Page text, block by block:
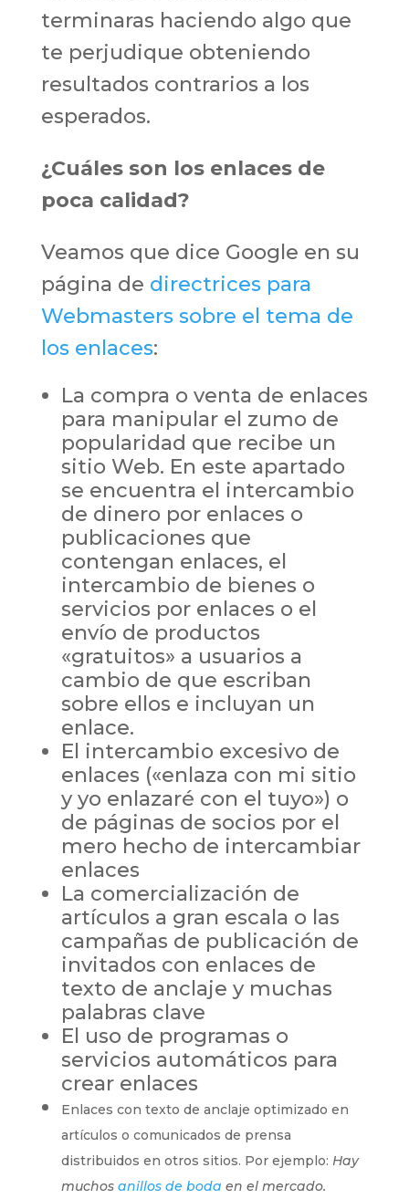
terminaras haciendo algo que
te perjudique obteniendo
resultados contrarios a los
esperados.
¿Cuáles son los enlaces de
poca calidad?
Veamos que dice Google en su
página de directrices para
Webmasters sobre el tema de
los enlaces:
La compra o venta de enlaces
para manipular el zumo de
popularidad que recibe un
sitio Web. En este apartado
se encuentra el intercambio
de dinero por enlaces o
publicaciones que
contengan enlaces, el
intercambio de bienes o
servicios por enlaces o el
envío de productos
«gratuitos» a usuarios a
cambio de que escriban
sobre ellos e incluyan un
enlace.
El intercambio excesivo de
enlaces («enlaza con mi sitio
y yo enlazaré con el tuyo») o
de páginas de socios por el
mero hecho de intercambiar
enlaces
La comercialización de
artículos a gran escala o las
campañas de publicación de
invitados con enlaces de
texto de anclaje y muchas
palabras clave
El uso de programas o
servicios automáticos para
crear enlaces
Enlaces con texto de anclaje optimizado en
artículos o comunicados de prensa
distribuidos en otros sitios. Por ejemplo: Hay
muchos anillos de boda en el mercado.